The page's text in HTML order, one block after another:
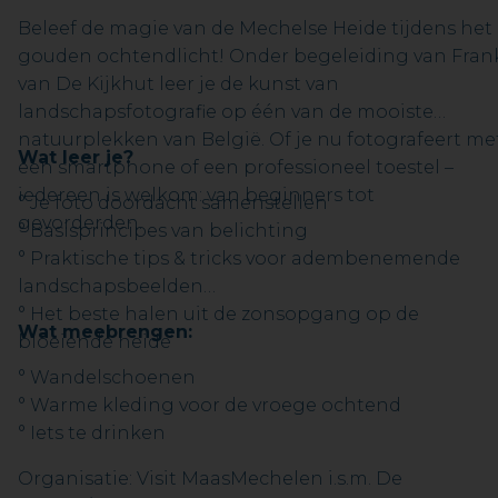
Beleef de magie van de Mechelse Heide tijdens het
gouden ochtendlicht! Onder begeleiding van
van De Kijkhut leer je de kunst van
landschapsfotografie op één van de mooiste
natuurplekken van België. Of je nu fotografeert
een smartphone of een professioneel toestel –
iedereen is welkom: van beginners tot
gevorderden.
Wat leer je?
° Je foto doordacht samenstellen
° Basisprincipes van belichting
° Praktische tips & tricks voor adembenemende
landschapsbeelden
° Het beste halen uit de zonsopgang op de
bloeiende heide
Wat meebrengen:
° Wandelschoenen
° Warme kleding voor de vroege ochtend
° Iets te drinken
Organisatie: Visit MaasMechelen i.s.m. De